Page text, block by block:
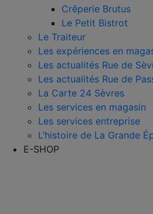
Crêperie Brutus
Le Petit Bistrot
Le Traiteur
Les expériences en
Les actualités Rue de
Les actualités Rue de
La Carte 24 Sèvres
Les services en magasin
Les services entreprise
L’histoire de La Grande
E-SHOP